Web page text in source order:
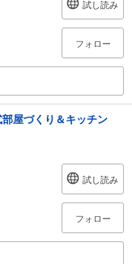
試し読み
フォロー
部屋づくり＆キッチン
試し読み
フォロー